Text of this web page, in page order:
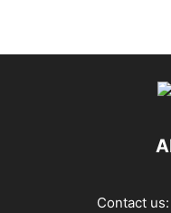
Contact us: